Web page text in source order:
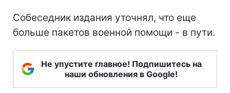
Собеседник издания уточнял, что еще
больше пакетов военной помощи - в пути.
Не упустите главное! Подпишитесь на
наши обновления в Google!